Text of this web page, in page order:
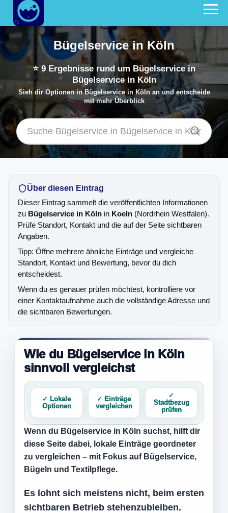
Bügelservice in Köln
⭐ 9 Ergebnisse rund um Bügelservice in
Bügelservice in Köln
Sieh dir Optionen in Bügelservice in Köln an und entscheide
mit mehr Überblick
Über diesen Eintrag
Dieser Eintrag sammelt die veröffentlichten Informationen
zu Bügelservice in Köln in Koeln (Nordrhein Westfalen).
Prüfe Standort, Kontakt und die auf der Seite sichtbaren
Angaben.
Tipp: Öffne mehrere ähnliche Einträge und vergleiche
Standort, Kontakt und Bewertung, bevor du dich
entscheidest.
Wenn du es genauer prüfen möchtest, kontrolliere vor
einer Kontaktaufnahme auch die vollständige Adresse und
die sichtbaren Bewertungen.
Wie du Bügelservice in Köln
sinnvoll vergleichst
✓ Lokale
Optionen
✓ Einträge
vergleichen
✓
Stadtbezug
prüfen
Wenn du Bügelservice in Köln suchst, hilft dir
diese Seite dabei, lokale Einträge geordneter
zu vergleichen – mit Fokus auf Bügelservice,
Bügeln und Textilpflege.
Es lohnt sich meistens nicht, beim ersten
sichtbaren Betrieb stehenzubleiben.